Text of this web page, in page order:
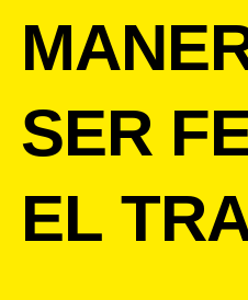
SER
EL